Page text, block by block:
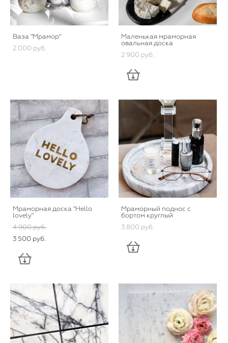
Ваза "Мрамор"
2 000 pуб.
Маленькая мраморная
овальная доска
2 900 pуб.
Мраморная доска "Hello
lovely"
4 900 pуб.
3 500 pуб.
Мраморный поднос с
бортом круглый
3 800 pуб.